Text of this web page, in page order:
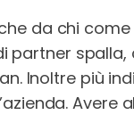
da chi
partner
Inoltre più
Avere